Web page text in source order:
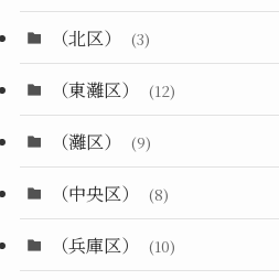
（北区） (3)
（東灘区） (12)
（灘区） (9)
（中央区） (8)
（兵庫区） (10)